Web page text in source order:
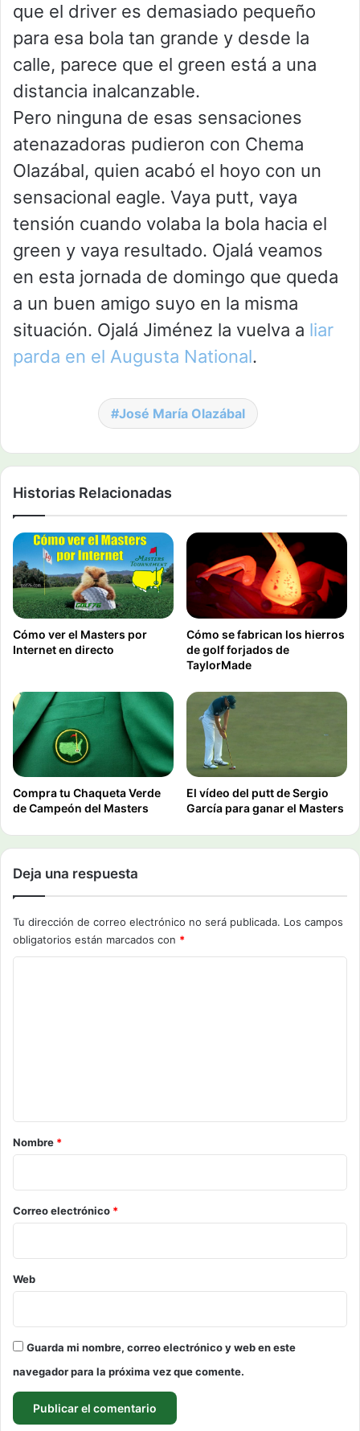
que el driver es demasiado pequeño
para esa bola tan grande y desde la
calle, parece que el green está a una
distancia inalcanzable.
Pero ninguna de esas sensaciones
atenazadoras pudieron con Chema
Olazábal, quien acabó el hoyo con un
sensacional eagle. Vaya putt, vaya
tensión cuando volaba la bola hacia el
green y vaya resultado. Ojalá veamos
en esta jornada de domingo que queda
a un buen amigo suyo en la misma
situación. Ojalá Jiménez la vuelva a liar
parda en el Augusta National.
José María Olazábal
Historias Relacionadas
Cómo ver el Masters por
Internet en directo
Cómo se fabrican los hierros
de golf forjados de
TaylorMade
Compra tu Chaqueta Verde
de Campeón del Masters
El vídeo del putt de Sergio
García para ganar el Masters
Deja una respuesta
Tu dirección de correo electrónico no será publicada. Los campos
obligatorios están marcados con *
r
o
*
Nombre *
Correo electrónico *
Web
Guarda mi nombre, correo electrónico y web en este
navegador para la próxima vez que comente.